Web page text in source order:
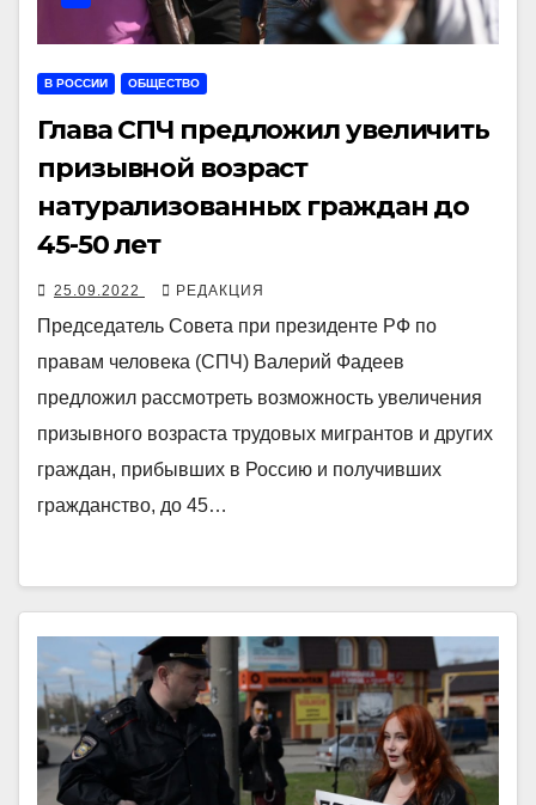
В РОССИИ ОБЩЕСТВО
Глава СПЧ предложил увеличить
призывной возраст
натурализованных граждан до
45-50 лет
25.09.2022 РЕДАКЦИЯ
Председатель Совета при президенте РФ по
правам человека (СПЧ) Валерий Фадеев
предложил рассмотреть возможность увеличения
призывного возраста трудовых мигрантов и других
граждан, прибывших в Россию и получивших
гражданство, до 45…